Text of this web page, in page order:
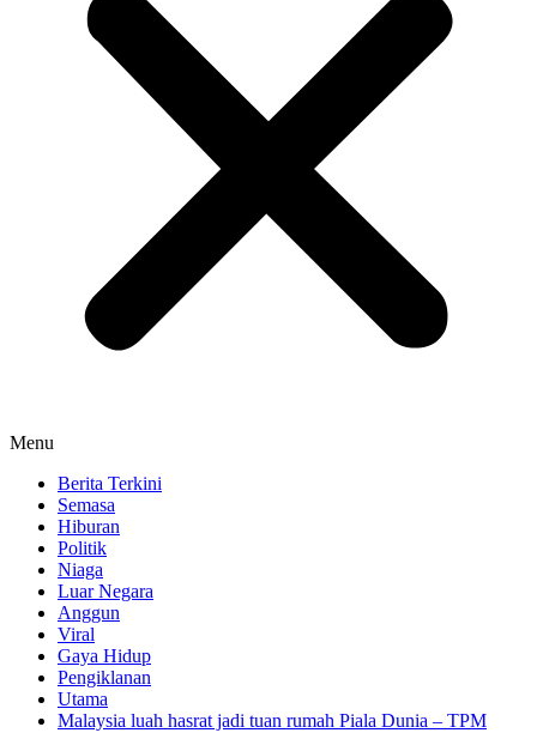
Menu
Berita Terkini
Semasa
Hiburan
Politik
Niaga
Luar Negara
Anggun
Viral
Gaya Hidup
Pengiklanan
Utama
Malaysia luah hasrat jadi tuan rumah Piala Dunia – TPM